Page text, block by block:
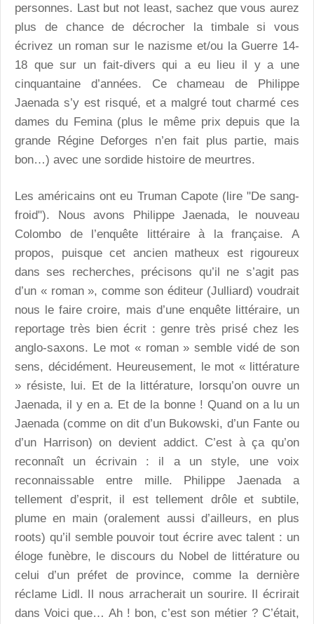
personnes. Last but not least, sachez que vous aurez
plus de chance de décrocher la timbale si vous
écrivez un roman sur le nazisme et/ou la Guerre 14-
18 que sur un fait-divers qui a eu lieu il y a une
cinquantaine d’années. Ce chameau de Philippe
Jaenada s’y est risqué, et a malgré tout charmé ces
dames du Femina (plus le même prix depuis que la
grande Régine Deforges n’en fait plus partie, mais
bon…) avec une sordide histoire de meurtres.
Les américains ont eu Truman Capote (lire "De sang-
froid"). Nous avons Philippe Jaenada, le nouveau
Colombo de l’enquête littéraire à la française. A
propos, puisque cet ancien matheux est rigoureux
dans ses recherches, précisons qu’il ne s’agit pas
d’un « roman », comme son éditeur (Julliard) voudrait
nous le faire croire, mais d’une enquête littéraire, un
reportage très bien écrit : genre très prisé chez les
anglo-saxons. Le mot « roman » semble vidé de son
sens, décidément. Heureusement, le mot « littérature
» résiste, lui. Et de la littérature, lorsqu’on ouvre un
Jaenada, il y en a. Et de la bonne ! Quand on a lu un
Jaenada (comme on dit d’un Bukowski, d’un Fante ou
d’un Harrison) on devient addict. C’est à ça qu’on
reconnaît un écrivain : il a un style, une voix
reconnaissable entre mille. Philippe Jaenada a
tellement d’esprit, il est tellement drôle et subtile,
plume en main (oralement aussi d’ailleurs, en plus
roots) qu’il semble pouvoir tout écrire avec talent : un
éloge funèbre, le discours du Nobel de littérature ou
celui d’un préfet de province, comme la dernière
réclame Lidl. Il nous arracherait un sourire. Il écrirait
dans Voici que… Ah ! bon, c’est son métier ? C’était,